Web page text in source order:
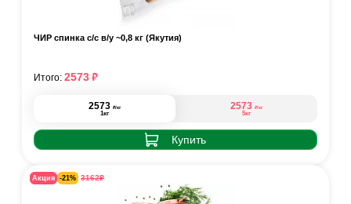
ЧИР спинка с/с в/у ~0,8 кг (Якутия)
2573 ₽/кг
1кг
2573 ₽/кг
5кг
Купить
Итого: 2573₽
Акция -21% 3162₽